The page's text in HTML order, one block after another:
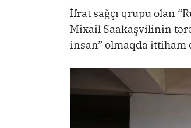
İfrat sağçı qrupu olan
Mixail Saakaşvilinin
insan” olmaqda ittiham